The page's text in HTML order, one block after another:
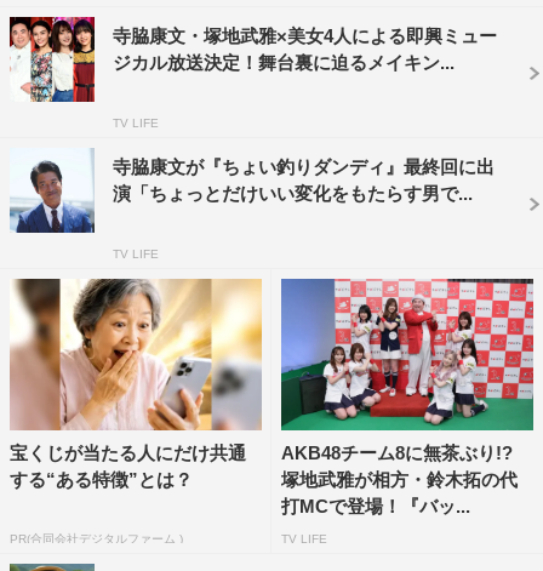
共に楽しい世界を作っていけたら」と笑いを誘いつつ、き
っかけを語った。
寺脇からのパスを受けた塚地は「今、寺脇さんがおっしゃ
ったように『塚ちゃんでやるから！』ともう決まっていた
かのようにオファーされました（笑）」と。「本当に面白
い試み。役の設定やネタなどをお客様から頂いて作るの
で、お客様も参加している感が強くなる。エチュードとい
う事でどんな流れになるのか読めないし、参加者もどんな
風に踏み込んでくるのかが決まっていないところも楽しん
でいただきたい。楽しみですし、不安でもあります」と語
った。
山口は「私はもう、パフォーマーをずっとやってきていた
ので、お客さんの前で歌を歌うのが初めてで、できるかな
っていう不安があります。エチュードの経験もあまりない
寺脇康文・塚地武雅×美女4人による即興ミュー
ジカル放送決定！舞台裏に迫るメイキン...
TV LIFE
寺脇康文が『ちょい釣りダンディ』最終回に出
演「ちょっとだけいい変化をもたらす男で...
TV LIFE
宝くじが当たる人にだけ共通
する“ある特徴”とは？
PR(合同会社デジタルファーム )
AKB48チーム8に無茶ぶり!?
塚地武雅が相方・鈴木拓の代
打MCで登場！『バッ...
TV LIFE